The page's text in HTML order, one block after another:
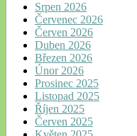
Srpen 2026
Červenec 2026
Červen 2026
Duben 2026
Březen 2026
Únor 2026
Prosinec 2025
Listopad 2025
Říjen 2025
Červen 2025